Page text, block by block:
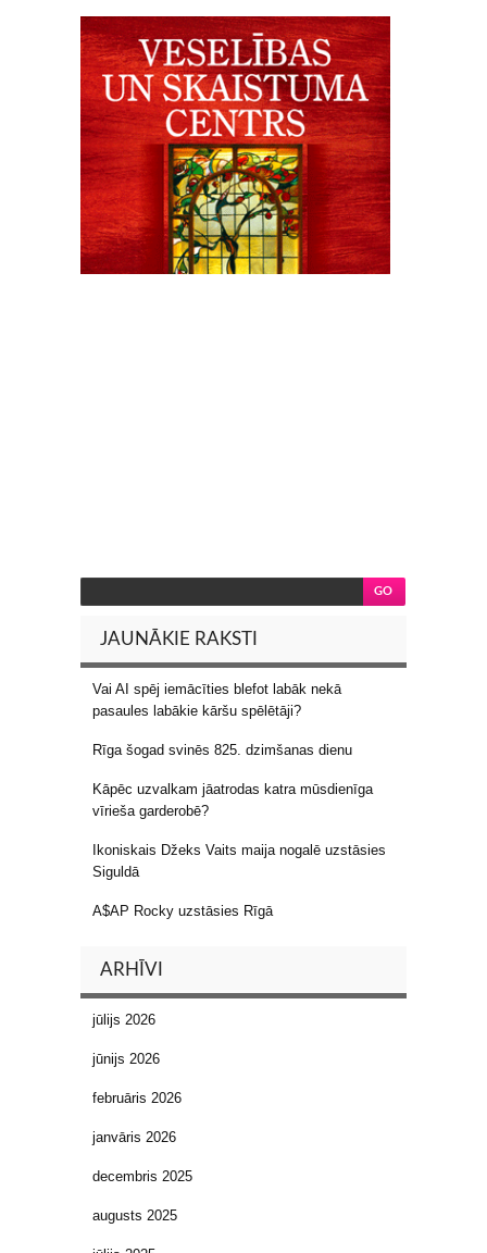
JAUNĀKIE RAKSTI
Vai AI spēj iemācīties blefot labāk nekā
pasaules labākie kāršu spēlētāji?
Rīga šogad svinēs 825. dzimšanas dienu
Kāpēc uzvalkam jāatrodas katra mūsdienīga
vīrieša garderobē?
Ikoniskais Džeks Vaits maija nogalē uzstāsies
Siguldā
A$AP Rocky uzstāsies Rīgā
ARHĪVI
jūlijs 2026
jūnijs 2026
februāris 2026
janvāris 2026
decembris 2025
augusts 2025